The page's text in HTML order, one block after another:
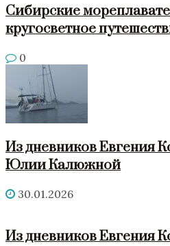
Сибирские
кругосветное
0
Из дневников Евгения
Юлии Калюжной
30.01.2026
Из дневников Евгения